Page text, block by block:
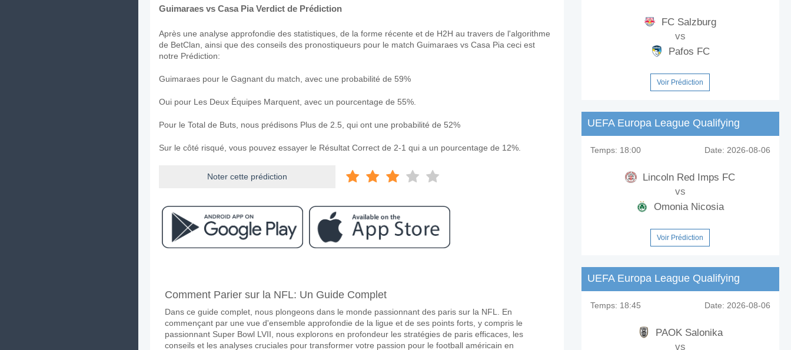
Guimaraes vs Casa Pia Verdict de Prédiction
Après une analyse approfondie des statistiques, de la forme récente et de H2H au travers de l'algorithme
de BetClan, ainsi que des conseils des pronostiqueurs pour le match Guimaraes vs Casa Pia ceci est
notre Prédiction:
Guimaraes pour le Gagnant du match, avec une probabilité de 59%
Oui pour Les Deux Équipes Marquent, avec un pourcentage de 55%.
Pour le Total de Buts, nous prédisons Plus de 2.5, qui ont une probabilité de 52%
Sur le côté risqué, vous pouvez essayer le Résultat Correct de 2-1 qui a un pourcentage de 12%.
Noter cette prédiction
Le match entre Guimaraes v Casa Pia 11 May 2026 20:15.
Quelle est l'équipe favorite pour gagner entre Guimaraes v Casa Pia?
Guimaraes pour le Gagnant du match, avec une probabilité de 59%
Comment Parier sur la NFL: Un Guide Complet
Dans ce guide complet, nous plongeons dans le monde passionnant des paris sur la NFL. En
commençant par une vue d'ensemble approfondie de la ligue et de ses points forts, y compris le
passionnant Super Bowl LVII, nous explorons en profondeur les stratégies de paris efficaces, les
conseils et les analyses cruciales pour transformer votre passion pour le football américain en
FC Salzburg
vs
Pafos FC
Voir Prédiction
UEFA Europa League Qualifying
Temps: 18:00 Date: 2026-08-06
Lincoln Red Imps FC
vs
Omonia Nicosia
Voir Prédiction
UEFA Europa League Qualifying
Temps: 18:45 Date: 2026-08-06
PAOK Salonika
vs